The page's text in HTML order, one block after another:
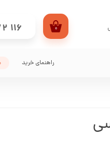
116 ۰
راهنمای خرید